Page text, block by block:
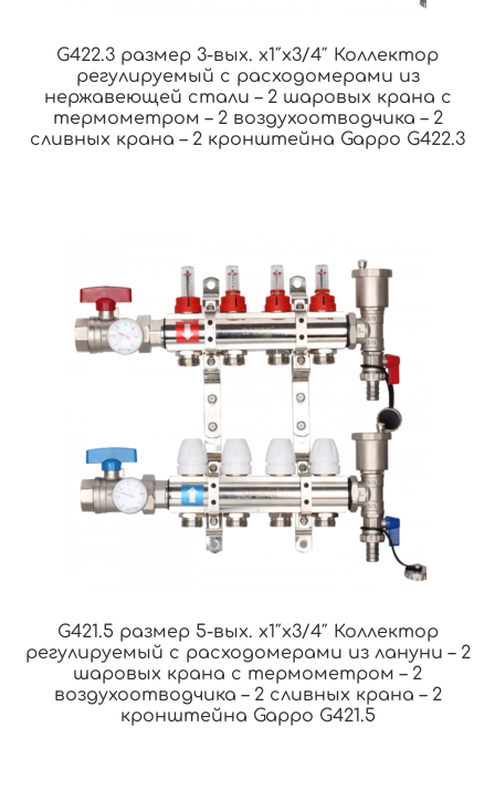
G422.3 размер 3-вых. x1″x3/4″ Коллектор
регулируемый с расходомерами из
нержавеющей стали – 2 шаровых крана с
термометром – 2 воздухоотводчика – 2
сливных крана – 2 кронштейна Gappo G422.3
G421.5 размер 5-вых. x1″x3/4″ Коллектор
регулируемый с расходомерами из лануни – 2
шаровых крана с термометром – 2
воздухоотводчика – 2 сливных крана – 2
кронштейна Gappo G421.5